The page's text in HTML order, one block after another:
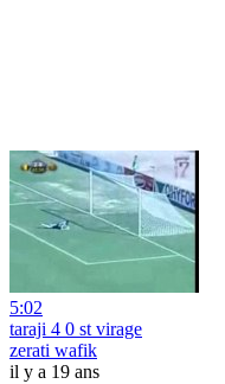
5:02
taraji 4 0 st virage
zerati wafik
il y a 19 ans